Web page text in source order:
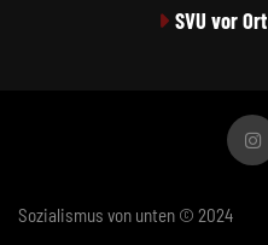
SVU vor Ort
Sozialismus von unten © 2024